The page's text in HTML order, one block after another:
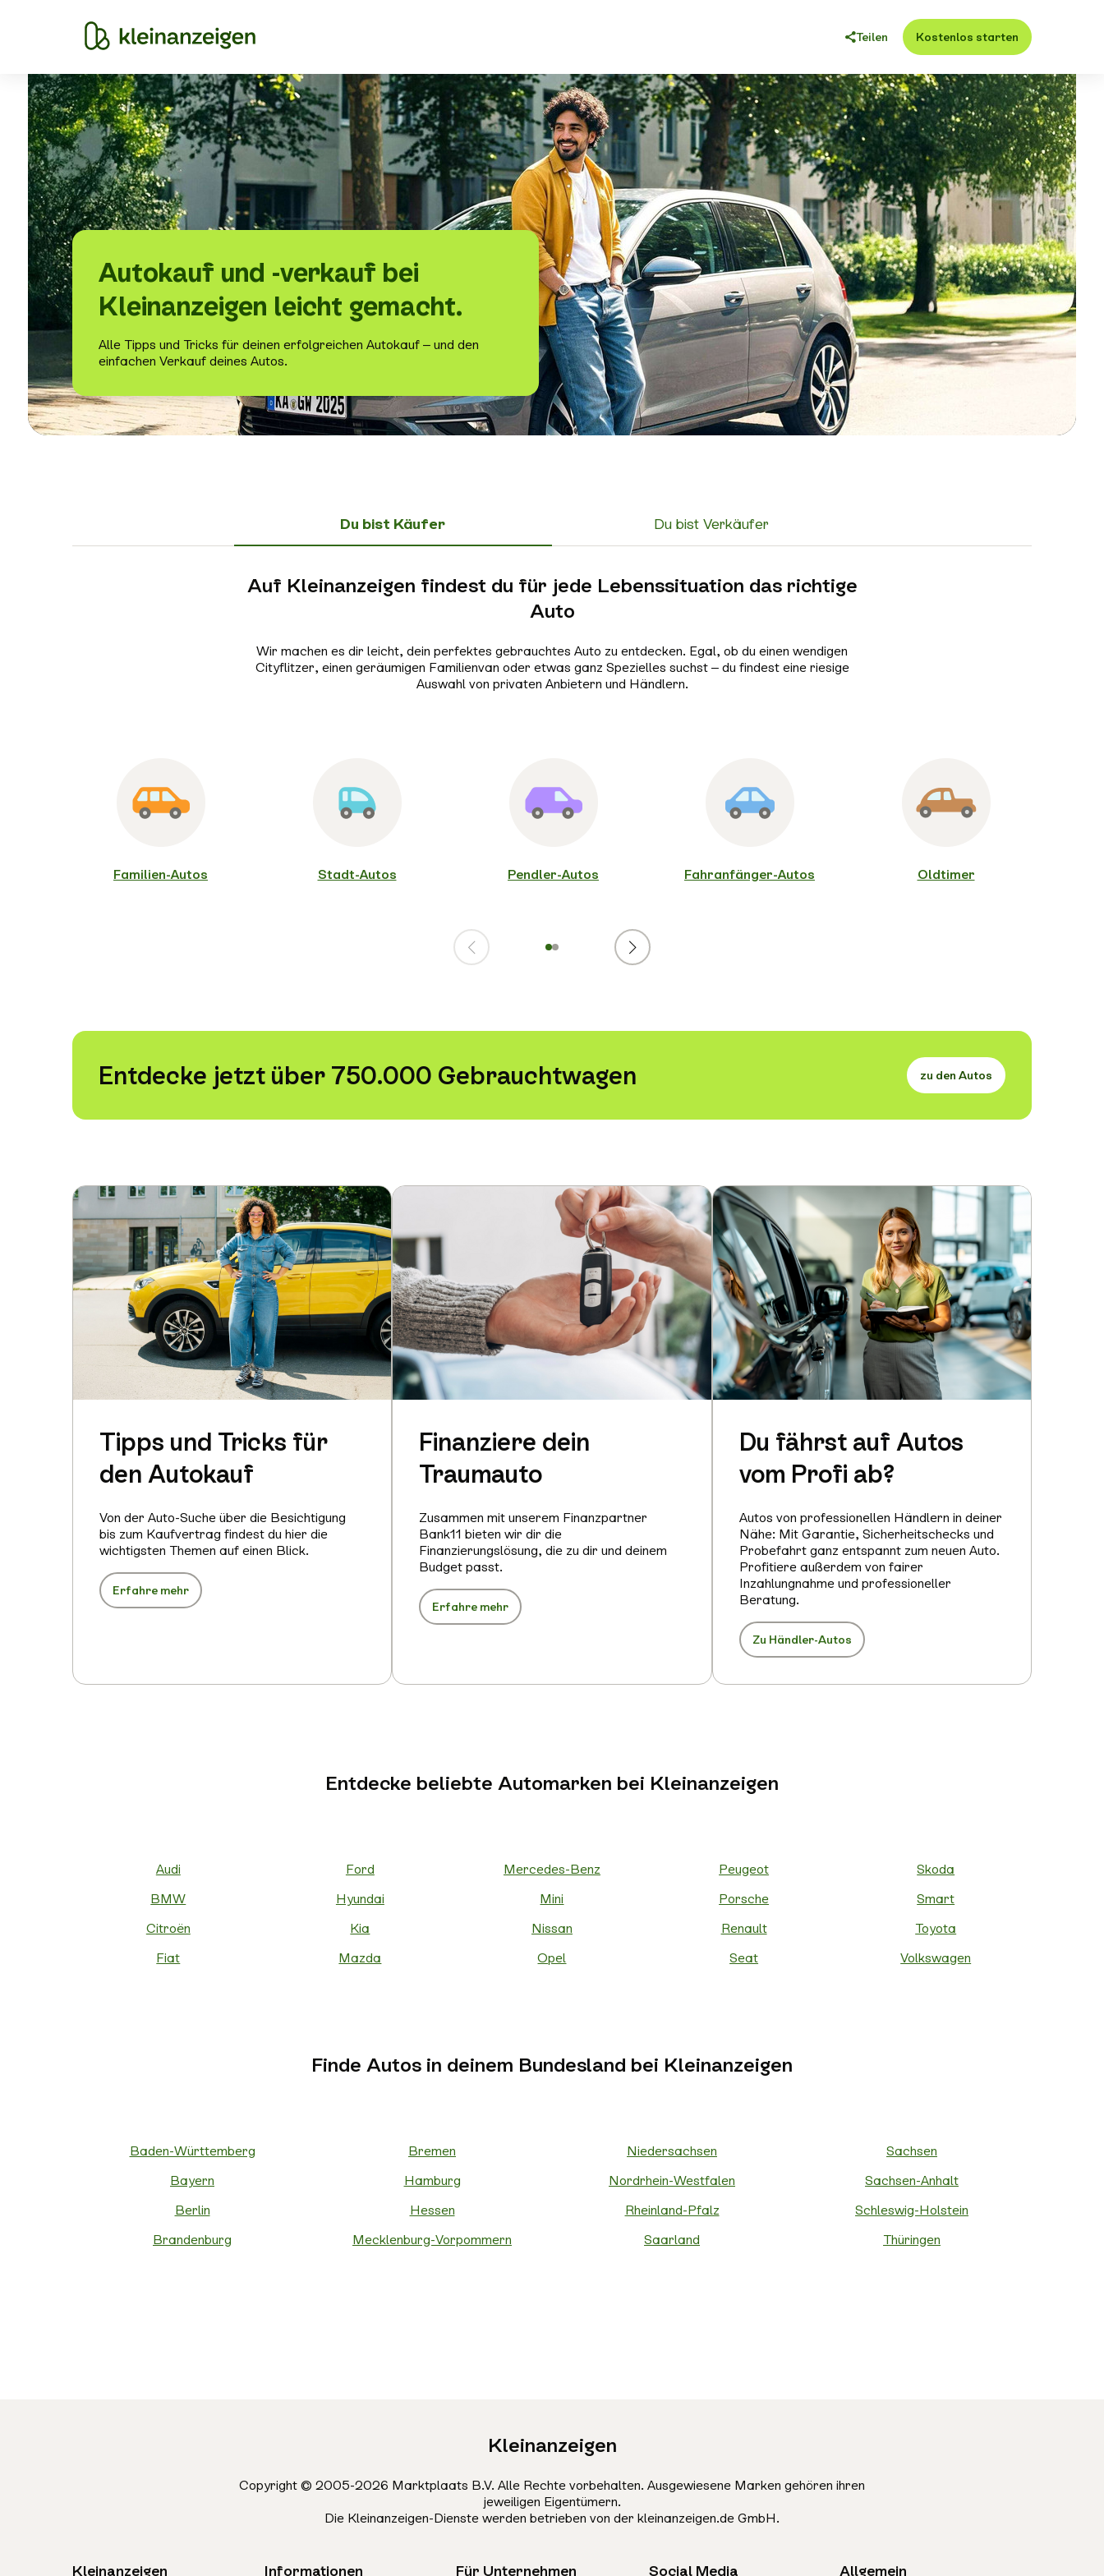
Teilen Kostenlos starten
Autokauf und -verkauf bei
Kleinanzeigen leicht gemacht.
Alle Tipps und Tricks für deinen erfolgreichen Autokauf – und den
einfachen Verkauf deines Autos.
Du bist Käufer Du bist Verkäufer
Auf Kleinanzeigen findest du für jede Lebenssituation das richtige
Auto
Wir machen es dir leicht, dein perfektes gebrauchtes Auto zu entdecken. Egal, ob du einen wendigen
Cityflitzer, einen geräumigen Familienvan oder etwas ganz Spezielles suchst – du findest eine riesige
Auswahl von privaten Anbietern und Händlern.
Zurück
Familien-Autos Stadt-Autos Pendler-Autos Fahranfänger-Autos Oldtimer
Weiter
1
Entdecke jetzt über 750.000 Gebrauchtwagen zu den Autos
Tipps und Tricks für
den Autokauf
Von der Auto-Suche über die Besichtigung
bis zum Kaufvertrag findest du hier die
wichtigsten Themen auf einen Blick.
Erfahre mehr
Finanziere dein
Traumauto
Zusammen mit unserem Finanzpartner
Bank11 bieten wir dir die
Finanzierungslösung, die zu dir und deinem
Budget passt.
Erfahre mehr
Du fährst auf Autos
vom Profi ab?
Autos von professionellen Händlern in deiner
Nähe: Mit Garantie, Sicherheitschecks und
Probefahrt ganz entspannt zum neuen Auto.
Profitiere außerdem von fairer
Inzahlungnahme und professioneller
Beratung.
Zu Händler-Autos
Entdecke beliebte Automarken bei Kleinanzeigen
Audi
BMW
Citroën
Fiat
Ford
Hyundai
Kia
Mazda
Mercedes-Benz
Mini
Nissan
Opel
Peugeot
Porsche
Renault
Seat
Skoda
Smart
Toyota
Volkswagen
Finde Autos in deinem Bundesland bei Kleinanzeigen
Baden-Württemberg
Bayern
Berlin
Brandenburg
Bremen
Hamburg
Hessen
Mecklenburg-Vorpommern
Niedersachsen
Nordrhein-Westfalen
Rheinland-Pfalz
Saarland
Sachsen
Sachsen-Anhalt
Schleswig-Holstein
Thüringen
Kleinanzeigen
Copyright © 2005-2026 Marktplaats B.V. Alle Rechte vorbehalten. Ausgewiesene Marken gehören ihren
jeweiligen Eigentümern.
Die Kleinanzeigen-Dienste werden betrieben von der kleinanzeigen.de GmbH.
Kleinanzeigen Informationen Für Unternehmen Social Media Allgemein